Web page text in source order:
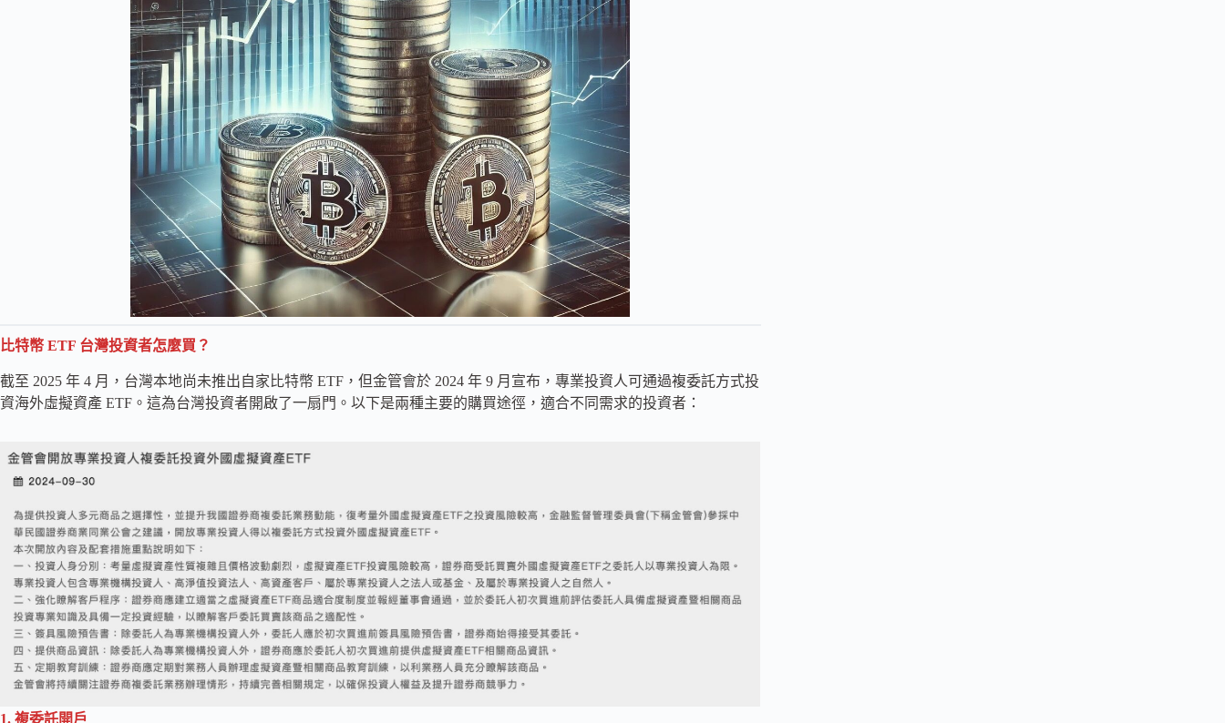
比特幣 ETF 台灣投資者怎麼買？
截至 2025 年 4 月，台灣本地尚未推出自家比特幣 ETF，但金管會於 2024 年 9 月宣布，專業投資人可通過複委託方式投
資海外虛擬資產 ETF。這為台灣投資者開啟了一扇門。以下是兩種主要的購買途徑，適合不同需求的投資者：
1. 複委託開戶